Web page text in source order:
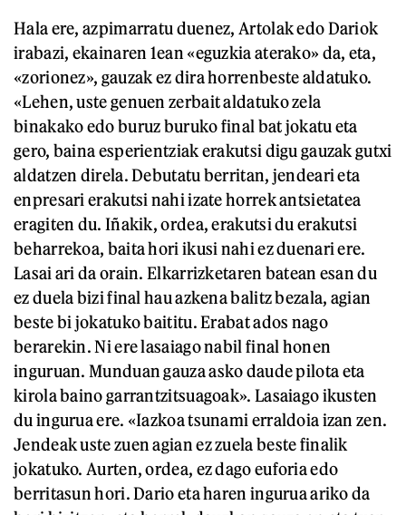
Hala ere, azpimarratu duenez, Artolak edo Dariok
irabazi, ekainaren 1ean «eguzkia aterako» da, eta,
«zorionez», gauzak ez dira horrenbeste aldatuko.
«Lehen, uste genuen zerbait aldatuko zela
binakako edo buruz buruko final bat jokatu eta
gero, baina esperientziak erakutsi digu gauzak gutxi
aldatzen direla. Debutatu berritan, jendeari eta
enpresari erakutsi nahi izate horrek antsietatea
eragiten du. Iñakik, ordea, erakutsi du erakutsi
beharrekoa, baita hori ikusi nahi ez duenari ere.
Lasai ari da orain. Elkarrizketaren batean esan du
ez duela bizi final hau azkena balitz bezala, agian
beste bi jokatuko baititu. Erabat ados nago
berarekin. Ni ere lasaiago nabil final honen
inguruan. Munduan gauza asko daude pilota eta
kirola baino garrantzitsuagoak». Lasaiago ikusten
du ingurua ere. «Iazkoa tsunami erraldoia izan zen.
Jendeak uste zuen agian ez zuela beste finalik
jokatuko. Aurten, ordea, ez dago euforia edo
berritasun hori. Dario eta haren ingurua ariko da